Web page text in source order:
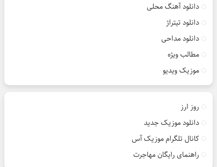
دانلود آهنگ محلی
دانلود تیتراژ
دانلود مداحی
مطالب ویژه
موزیک ویدیو
روز ارز
دانلود موزیک جدید
کانال تلگرام موزیک آس
راهنمای رایگان مهاجرت